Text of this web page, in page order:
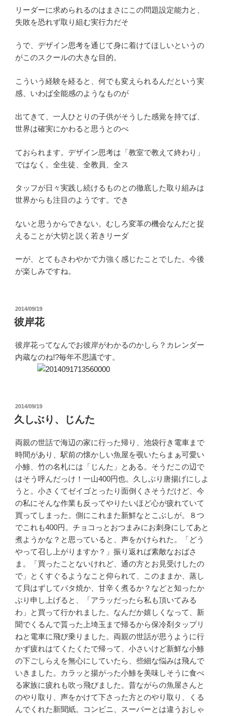
リーダーに求められるのはまさにこの問題設定能力と、
失敗を恐れず取り組む実行力だそ
うで、デザイン思考を通じて身に着けてほしいというの
がこのスクールの大きな目的。
こういう経験を経ると、何でも変えられるんだという実
感、いわば全能感のようなものが
出てきて、一人ひとりの子供がそうした感覚を持てば、
世界は確実にかわると思うとのべ
ておられます。デザイン思考は「教室で教えて終わり」
ではなく。全生徒、全教員、全ス
タッフが日々実践し続けるものとの徹底した取り組みは
世界からも注目のようです。でき
ないと思うからできない。むしろ変革の機会なんだと捉
えることが大切と説く若きリーダ
ーが、とてもさわやかで力強く感じたことでした。今後
が楽しみですね。
投
稿
日:
2014/09/19
彼岸花
彼岸花ってなんでお彼岸がわかるのかしら？カレンダー
内蔵なのね!?毎年不思議です。
投
稿
日:
2014/09/19
久しぶり、じんた
両親の世話で海辺の家に行った帰り、池袋行き電車まで
時間があり、駅前の懐かしい魚屋を覗いたらまぁ可愛い
小鯵、竹の名札には「じんた」とある。そうだこの辺で
はそう呼んだっけ！一山400円也。久しぶり唐揚げにしよ
うと。小さくてゼイゴとったり面倒くさそうだけど、今
の私にそんな作業も反ってやりたいほど心が疲れていて
買ってしまった。側にこれまた新鮮なとこぶしが。８つ
でこれも400円。チョコっとおつまみにお刺身にしてあと
煮ようかな？と思っていると、声をかけられた。「どう
やって召し上がりますか？」振り返れば素敵なおばさ
ま。「買ったことないけれど、通の方とお見受けしたの
で」とくすぐるようなこと仰られて、このままか、蒸し
て貝はずしてバタ焼か、甘辛く煮るか？などと知ったか
ぶり申し上げると、「アラッだったら私も頂いてみる
わ」と買って行かれました。なんだか嬉しくなって、新
聞でくるんで貰った上埼玉まで帰るから保冷剤タップリ
ねと電車に飛び乗りました。両親の世話が思うように行
かず疲れはてくたくたで帰って、小さいけど新鮮な小鯵
の下ごしらえを無心にしていたら、些細な悩みは飛んで
いきました。カラッと揚がった小鯵を美味しそうに食べ
る家族に疲れも吹っ飛びました。昔ながらの魚屋さんと
のやり取り、声をかけて下さった方とのやり取り、くる
んでくれた新聞紙。コンビニ、スーパーとは違うおしゃ